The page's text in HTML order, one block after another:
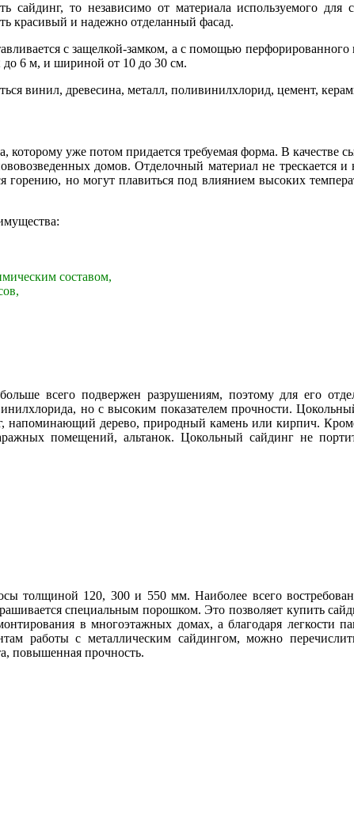
сайдинг, то независимо от материала используемого
красивый и надежно отделанный фасад.
с защелкой-замком, а с помощью
до 6 м, и шириной от 10 до 30 см.
винил, древесина, металл, поливинилхлорид, цемент,
уже потом придается требуемая форма. В качестве
домов. Отделочный материал не трескается и
но могут плавиться под влиянием высоких
составом,
всего подвержен разрушениям, поэтому для его
но с высоким показателем прочности.
напоминающий дерево, природный камень или кирпич.
помещений, альтанок. Цокольный сайдинг не
толщиной 120, 300 и 550 мм. Наиболее всего
специальным порошком. Это позволяет купить
в многоэтажных домах, а благодаря легкости
работы с металлическим сайдингом, можно
повышенная прочность.